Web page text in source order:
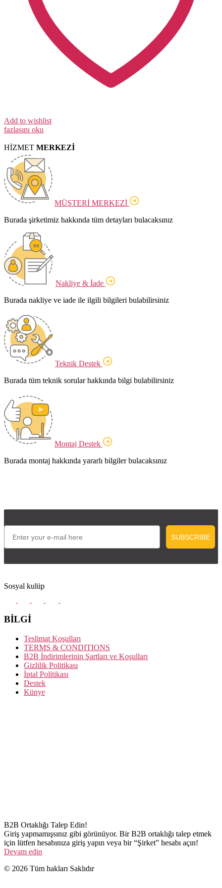
Add to wishlist
fazlasını oku
HİZMET MERKEZİ
MÜŞTERİ MERKEZİ
Burada şirketimiz hakkında tüm detayları bulacaksınız
Nakliye & İade
Burada nakliye ve iade ile ilgili bilgileri bulabilirsiniz
Teknik Destek
Burada tüm teknik sorular hakkında bilgi bulabilirsiniz
Montaj Destek
Burada montaj hakkında yararlı bilgiler bulacaksınız
Email
SUBSCRIBE
Sosyal kulüp
BİLGİ
Teslimat Koşulları
TERMS & CONDITIONS
B2B İndirimlerinin Şartları ve Koşulları
Gizlilik Politikası
İptal Politikası
Destek
Künye
B2B Ortaklığı Talep Edin!
Giriş yapmamışsınız gibi görünüyor. Bir B2B ortaklığı talep etmek
için lütfen hesabınıza giriş yapın veya bir “Şirket” hesabı açın!
Devam edin
© 2026 Tüm hakları Saklıdır